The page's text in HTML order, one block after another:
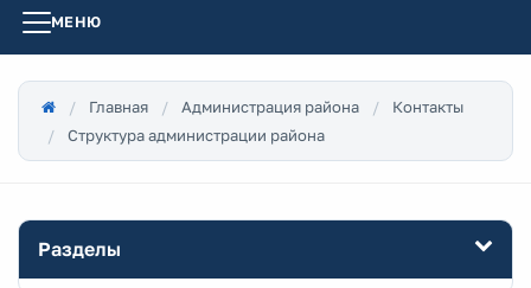
МЕНЮ
Главная Администрация района
Контакты
Структура администрации района
Разделы